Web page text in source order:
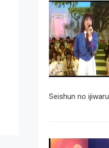
Seishun no ijiwaru